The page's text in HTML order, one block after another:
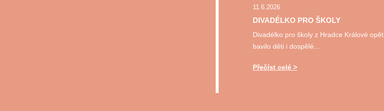
11.6.2026
DIVADÉLKO PRO ŠKOLY
Divadélko pro školy z Hradce Králové opět
bavilo děti i dospělé...
Přečíst celé